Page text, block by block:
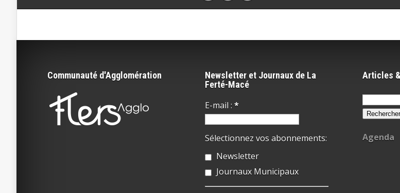
Communauté d'Agglomération
Newsletter et Journaux de La
Ferté-Macé
E-mail : *
Sélectionnez vos abonnements:
Newsletter
Journaux Municipaux
Articles
Agenda